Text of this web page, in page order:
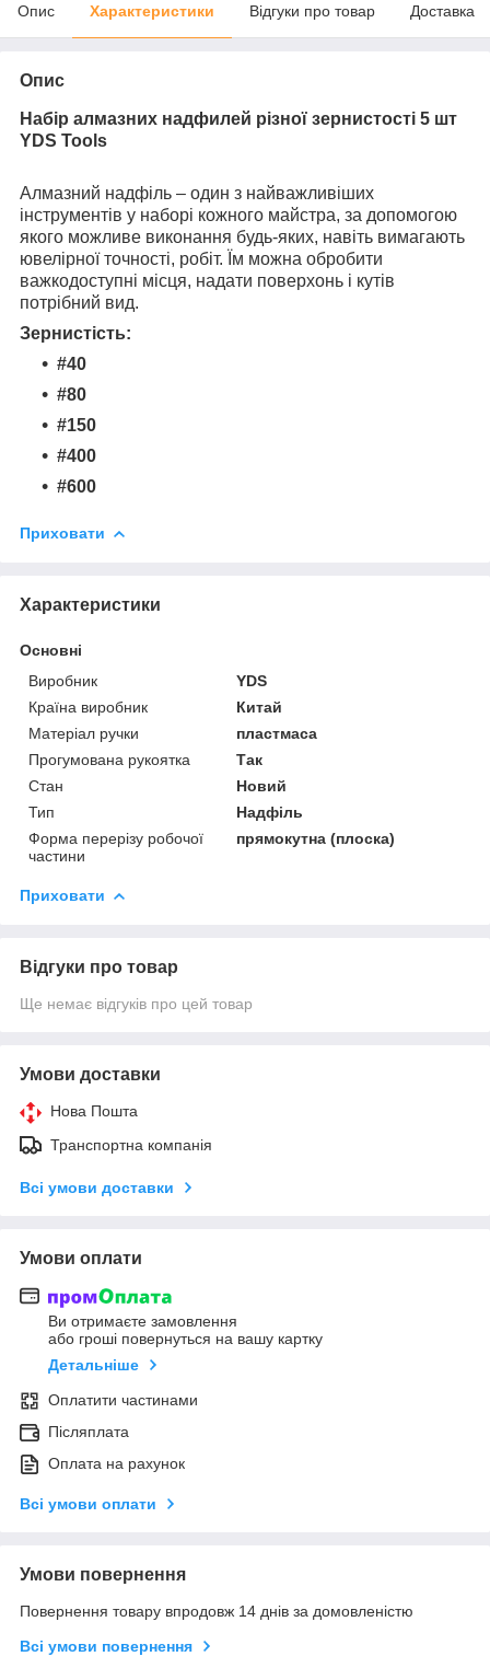
Опис Характеристики Відгуки про товар Доставка
Опис
Набір алмазних надфилей різної зернистості 5 шт
YDS Tools
Алмазний надфіль – один з найважливіших
інструментів у наборі кожного майстра, за допомогою
якого можливе виконання будь-яких, навіть вимагають
ювелірної точності, робіт. Їм можна обробити
важкодоступні місця, надати поверхонь і кутів
потрібний вид.
Зернистість:
#40
#80
#150
#400
#600
Приховати
Характеристики
Основні
Виробник
YDS
Країна виробник
Китай
Матеріал ручки
пластмаса
Прогумована рукоятка
Так
Стан
Новий
Тип
Надфіль
Форма перерізу робочої
частини
прямокутна (плоска)
Приховати
Відгуки про товар
Ще немає відгуків про цей товар
Умови доставки
Нова Пошта
Транспортна компанія
Всі умови доставки
Умови оплати
Ви отримаєте замовлення
або гроші повернуться на вашу картку
Детальніше
Оплатити частинами
Післяплата
Оплата на рахунок
Всі умови оплати
Умови повернення
Повернення товару впродовж 14 днів за домовленістю
Всі умови повернення